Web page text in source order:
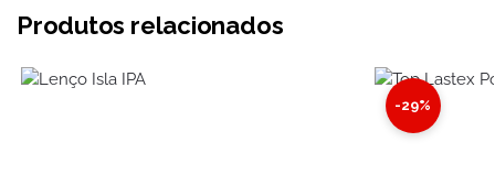
Produtos relacionados
-29%